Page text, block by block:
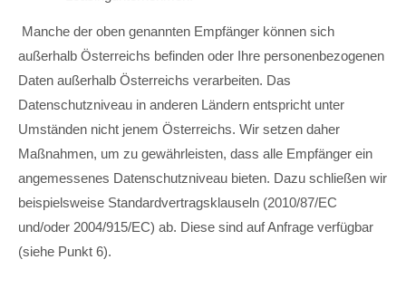
Manche der oben genannten Empfänger können sich
außerhalb Österreichs befinden oder Ihre personenbezogenen
Daten außerhalb Österreichs verarbeiten. Das
Datenschutzniveau in anderen Ländern entspricht unter
Umständen nicht jenem Österreichs. Wir setzen daher
Maßnahmen, um zu gewährleisten, dass alle Empfänger ein
angemessenes Datenschutzniveau bieten. Dazu schließen wir
beispielsweise Standardvertragsklauseln (2010/87/EC
und/oder 2004/915/EC) ab. Diese sind auf Anfrage verfügbar
(siehe Punkt 6).